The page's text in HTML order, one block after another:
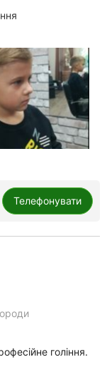
Телефонувати
гоління.